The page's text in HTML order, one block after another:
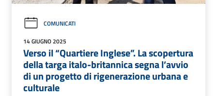
COMUNICATI
14 GIUGNO 2025
Verso il “Quartiere Inglese”. La scopertura
della targa italo-britannica segna l’avvio
di un progetto di rigenerazione urbana e
culturale